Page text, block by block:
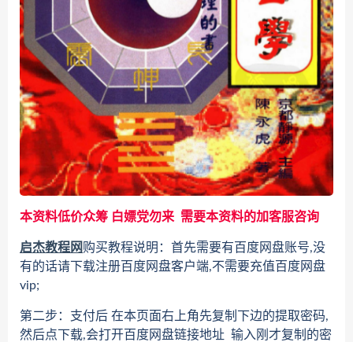
本资料低价众筹 白嫖党勿来 需要本资料的加客服咨询
启杰教程网购买教程说明：首先需要有百度网盘账号,没
有的话请下载注册百度网盘客户端,不需要充值百度网盘
vip;
第二步：支付后 在本页面右上角先复制下边的提取密码,
然后点下载,会打开百度网盘链接地址 输入刚才复制的密